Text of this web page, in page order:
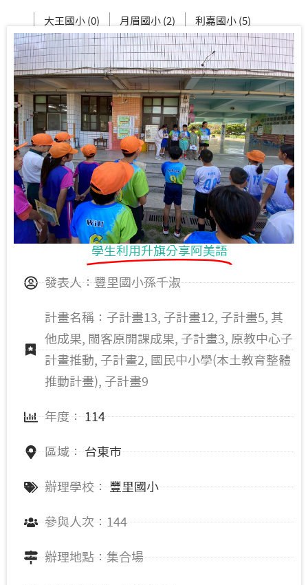
大王國小 (0) 月眉國小 (2) 利嘉國小 (5)
新生國中 (3) 東大附小 (2)
學生利用升旗分享阿美語
發表人：豐里國小孫千淑
計畫名稱：子計畫13, 子計畫12, 子計畫5, 其
他成果, 閩客原開課成果, 子計畫3, 原教中心子
計畫推動, 子計畫2, 國民中小學(本土教育整體
推動計畫), 子計畫9
年度： 114
區域： 台東市
辦理學校： 豐里國小
參與人次：144
辦理地點：集合場